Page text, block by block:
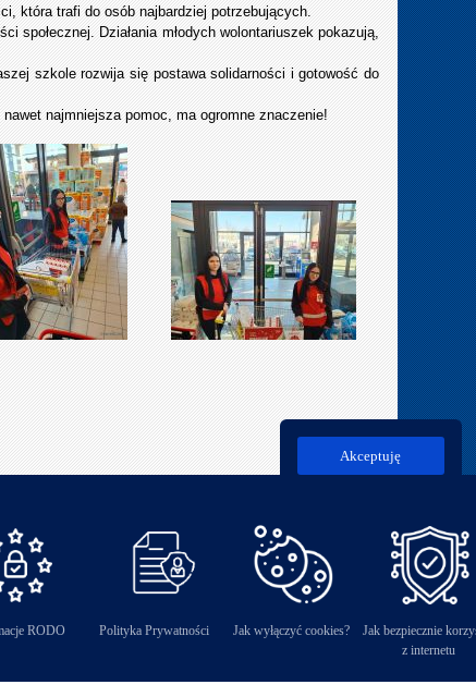
która trafi do osób najbardziej potrzebujących.
społecznej. Działania młodych wolontariuszek pokazują,
szkole rozwija się postawa solidarności i gotowość do
najmniejsza pomoc, ma ogromne znaczenie!
Akceptuję
RODO Polityka Prywatności Jak wyłączyć cookies?
Jak bezpiecznie
z internetu